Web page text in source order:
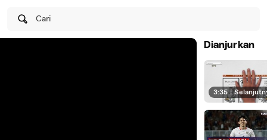
Cari
Dianjurkan
3:35 |